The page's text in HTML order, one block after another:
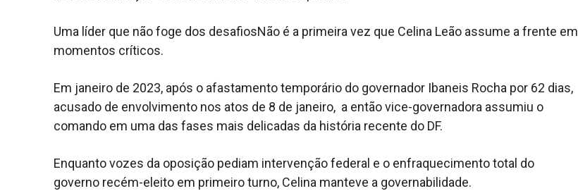
Uma líder que não foge dos desafiosNão é a primeira vez que Celina Leão assume a frente em
momentos críticos.
Em janeiro de 2023, após o afastamento temporário do governador Ibaneis Rocha por 62 dias,
acusado de envolvimento nos atos de 8 de janeiro, a então vice-governadora assumiu o
comando em uma das fases mais delicadas da história recente do DF.
Enquanto vozes da oposição pediam intervenção federal e o enfraquecimento total do
governo recém-eleito em primeiro turno, Celina manteve a governabilidade.